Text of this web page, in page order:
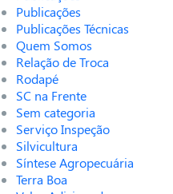
Publicações
Publicações Técnicas
Quem Somos
Relação de Troca
Rodapé
SC na Frente
Sem categoria
Serviço Inspeção
Silvicultura
Síntese Agropecuária
Terra Boa